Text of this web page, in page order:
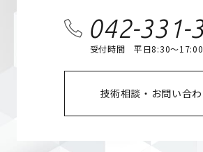
042-331-
受付時間 平日8:30～17:00
技術相談・お問い合